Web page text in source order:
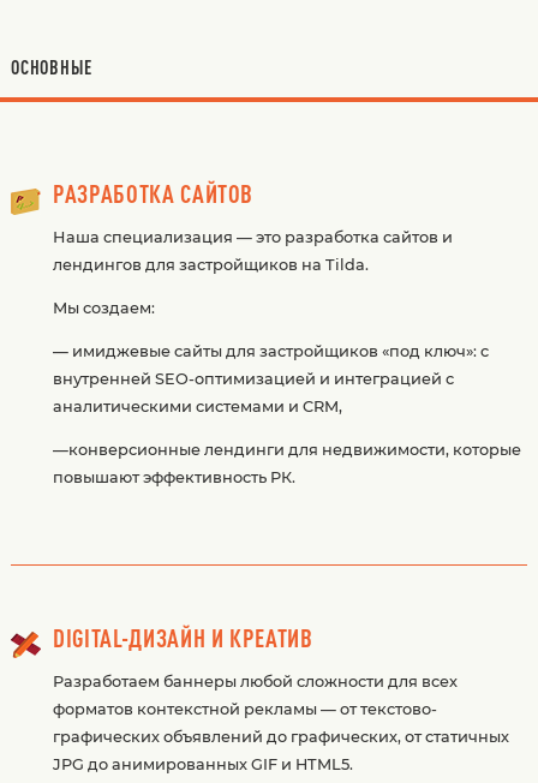
ОСНОВНЫЕ
РАЗРАБОТКА САЙТОВ
Наша специализация — это разработка сайтов и
лендингов для застройщиков на Tilda.
Мы создаем:
— имиджевые сайты для застройщиков «под ключ»: с
внутренней SEO-оптимизацией и интеграцией с
аналитическими системами и CRM,
—конверсионные лендинги для недвижимости, которые
повышают эффективность РК.
DIGITAL-ДИЗАЙН И КРЕАТИВ
Разработаем баннеры любой сложности для всех
форматов контекстной рекламы — от текстово-
графических объявлений до графических, от статичных
JPG до анимированных GIF и HTML5.